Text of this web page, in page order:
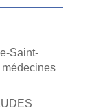
Saint-